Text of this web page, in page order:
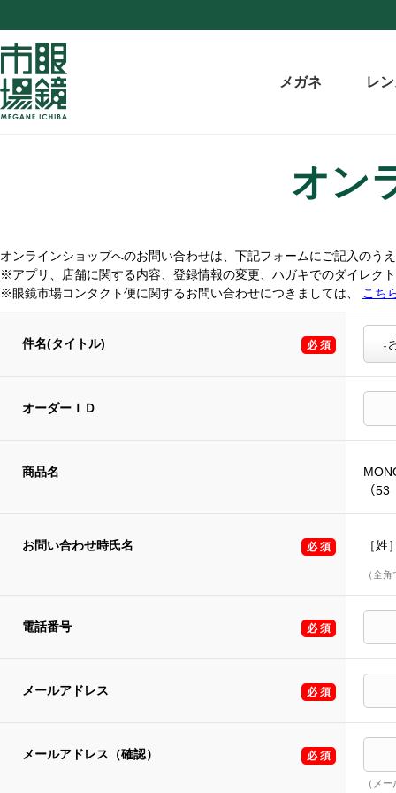
メガネ レ
オン
オンラインショップへのお問い合わせは、下記フォームにご記入のう
※アプリ、店舗に関する内容、登録情報の変更、ハガキでのダイレク
※眼鏡市場コンタクト便に関するお問い合わせにつきましては、
こち
件名(タイトル)
オーダーＩＤ
商品名
（
お問い合わせ時氏名 ［姓
（全
電話番号
メールアドレス
メールアドレス（確認）
（メ